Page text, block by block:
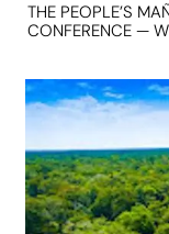
THE PEOPLE’S
CONFERENCE —